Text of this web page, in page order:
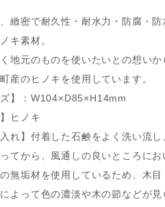
緻密で耐久性・耐水力・防腐・
キ素材。
地元のものを使いたいとの想い
産のヒノキを使用しています。
ズ】：W104×D85×H14mm
】ヒノキ
入れ】付着した石鹸をよく洗い流
てから、風通しの良いところにお
無垢材を使用しているため、木目
よって色の濃淡や木の節などが